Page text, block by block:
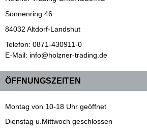
Sonnenring 46
84032 Altdorf-Landshut
Telefon: 0871-430911-0
E-Mail: info@holzner-trading.de
ÖFFNUNGSZEITEN
Montag von 10-18 Uhr geöffnet
Dienstag u.Mittwoch geschlossen